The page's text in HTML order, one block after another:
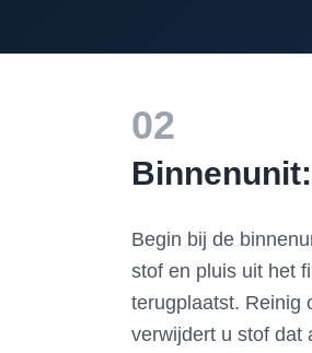
02
Begin bij de
stof en pluis uit het
terugplaatst. Reinig
verwijdert u stof dat